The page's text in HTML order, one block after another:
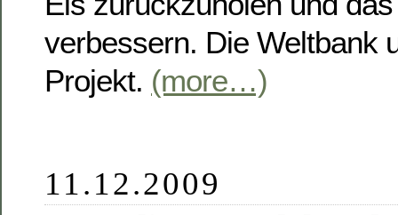
verbessern. Die Weltbank
Projekt. (more…)
11.12.2009